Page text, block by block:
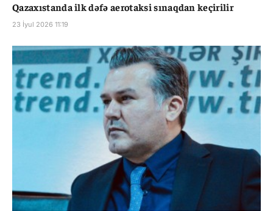
Qazaxıstanda ilk dəfə aerotaksi sınaqdan keçirilir
23 İyul 2026 11:19